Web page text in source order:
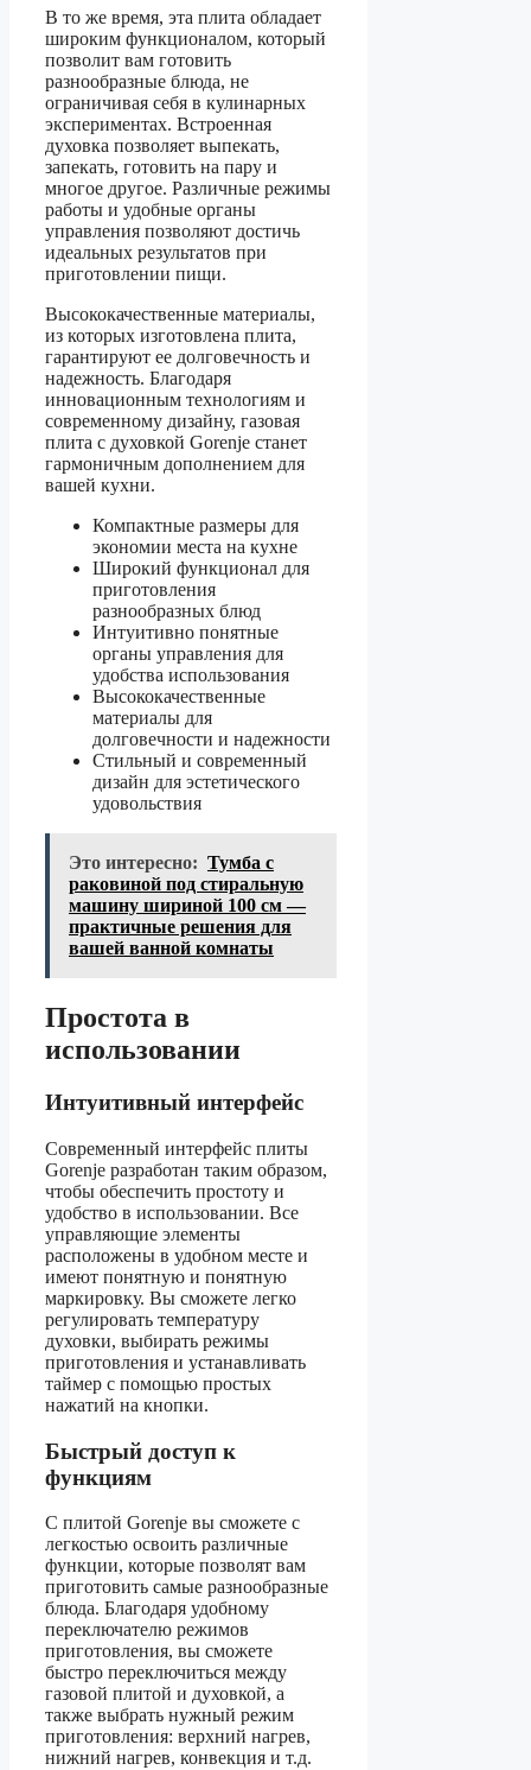
В то же время, эта плита обладает
широким функционалом, который
позволит вам готовить
разнообразные блюда, не
ограничивая себя в кулинарных
экспериментах. Встроенная
духовка позволяет выпекать,
запекать, готовить на пару и
многое другое. Различные режимы
работы и удобные органы
управления позволяют достичь
идеальных результатов при
приготовлении пищи.
Высококачественные материалы,
из которых изготовлена плита,
гарантируют ее долговечность и
надежность. Благодаря
инновационным технологиям и
современному дизайну, газовая
плита с духовкой Gorenje станет
гармоничным дополнением для
вашей кухни.
Компактные размеры для
экономии места на кухне
Широкий функционал для
приготовления
разнообразных блюд
Интуитивно понятные
органы управления для
удобства использования
Высококачественные
материалы для
долговечности и надежности
Стильный и современный
дизайн для эстетического
удовольствия
Это интересно: Тумба с
раковиной под стиральную
машину шириной 100 см —
практичные решения для
вашей ванной комнаты
Простота в
использовании
Интуитивный интерфейс
Современный интерфейс плиты
Gorenje разработан таким образом,
чтобы обеспечить простоту и
удобство в использовании. Все
управляющие элементы
расположены в удобном месте и
имеют понятную и понятную
маркировку. Вы сможете легко
регулировать температуру
духовки, выбирать режимы
приготовления и устанавливать
таймер с помощью простых
нажатий на кнопки.
Быстрый доступ к
функциям
С плитой Gorenje вы сможете с
легкостью освоить различные
функции, которые позволят вам
приготовить самые разнообразные
блюда. Благодаря удобному
переключателю режимов
приготовления, вы сможете
быстро переключиться между
газовой плитой и духовкой, а
также выбрать нужный режим
приготовления: верхний нагрев,
нижний нагрев, конвекция и т.д.